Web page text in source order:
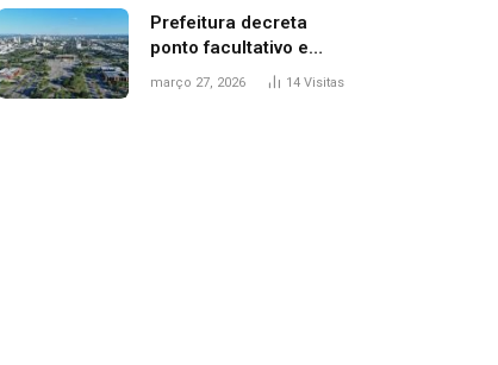
Prefeitura decreta
ponto facultativo e
servidores públicos
março 27, 2026 14 Visitas